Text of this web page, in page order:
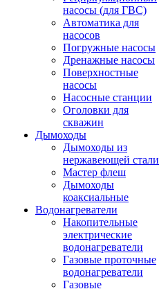
насосы (для ГВС)
Автоматика для
насосов
Погружные насосы
Дренажные насосы
Поверхностные
насосы
Насосные станции
Оголовки для
скважин
Дымоходы
Дымоходы из
нержавеющей стали
Мастер флеш
Дымоходы
коаксиальные
Водонагреватели
Накопительные
электрические
водонагреватели
Газовые проточные
водонагреватели
Газовые